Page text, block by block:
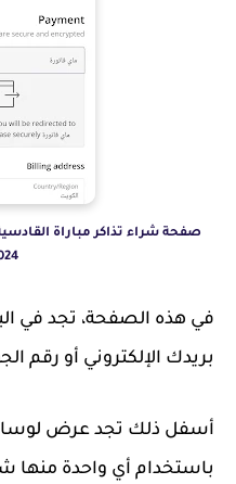
صفحة شراء تذاكر مباراة
25.
بريدك الإلكتروني أو رقم
أسفل ذلك تجد عرض
باستخدام أي واحدة منها